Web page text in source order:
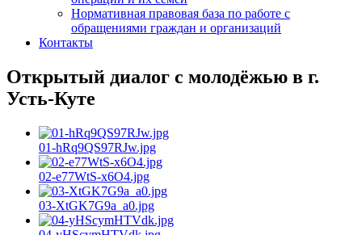
Нормативная правовая база по работе с
обращениями граждан и организаций
Контакты
Открытый диалог с молодёжью в г.
Усть-Куте
01-hRq9QS97RJw.jpg
02-e77WtS-x6O4.jpg
03-XtGK7G9a_a0.jpg